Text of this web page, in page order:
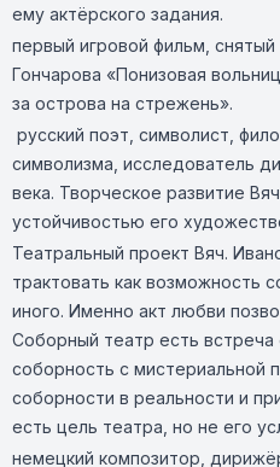
ему актёрского задания.
первый игровой фильм,
Гончарова «Понизовая
за острова на стрежень».
русский поэт, символист,
символизма, исследователь
века. Творческое развитие
устойчивостью его
Театральный проект Вяч.
трактовать как возможность
иного. Именно акт любви
Соборный театр есть встреча
соборность с мистериальной
соборности в реальности и
есть цель театра, но не его
немецкий композитор,